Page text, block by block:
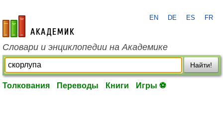
academic.ru
EN DE ES FR
Словари и энциклопедии на Академике
Найти!
Толкования Переводы Книги Игры ⚽